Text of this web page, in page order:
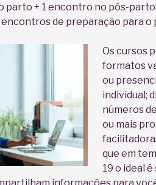
parto + 1 encontro no pós-
de preparação para o
Os cursos
formatos
ou
individual;
números
ou mais
que em
19 o ideal